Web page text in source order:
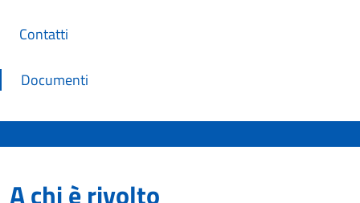
Contatti
Documenti
A chi è rivolto